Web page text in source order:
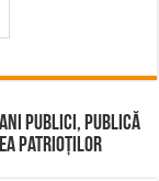
publici, publică
patrioților